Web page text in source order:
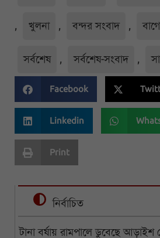
, খুলনা , বন্দর সংবাদ ,
সর্বশেষ , সর্বশেষ-সংবাদ ,
Facebook
Linkedin
Print
নির্বাচিত
টানা বর্ষায় রামপালে ডুবেছে আড়াইশ